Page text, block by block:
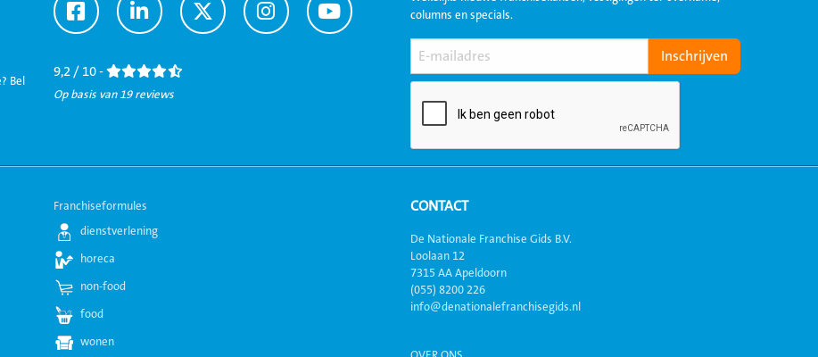
Bel
Ga
naar
Ga
naar
Ga
naar
Ga
naar
Ga
naar
9,2 / 10 -
Op basis van 19 reviews
columns en specials.
Franchiseformules
dienstverlening
horeca
non-food
food
wonen
CONTACT
De Nationale Franchise Gids B.V.
Loolaan 12
7315 AA Apeldoorn
(055) 8200 226
info@denationalefranchisegids.nl